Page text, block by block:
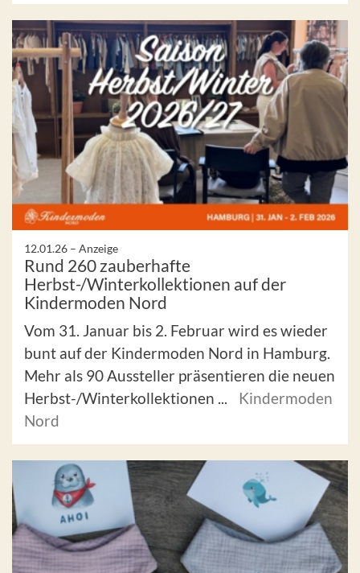
12.01.26 – Anzeige
Rund 260 zauberhafte
Herbst-/Winterkollektionen auf der
Kindermoden Nord
Vom 31. Januar bis 2. Februar wird es wieder
bunt auf der Kindermoden Nord in Hamburg.
Mehr als 90 Aussteller präsentieren die neuen
Herbst-/Winterkollektionen ...
Kindermoden
Nord